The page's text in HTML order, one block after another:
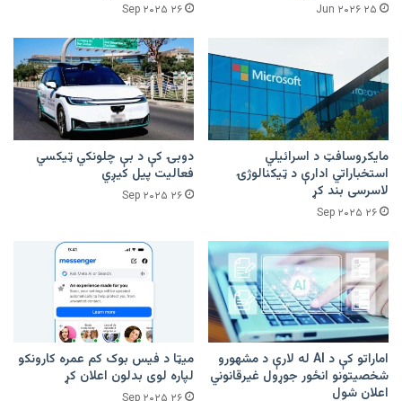
۲۵ Jun ۲۰۲۶ ۲۶ Sep ۲۰۲۵
مایکروسافټ د اسرائیلي
استخباراتي ادارې د ټیکنالوژۍ
لاسرسی بند کړ
۲۶ Sep ۲۰۲۵
دوبۍ کې د بې چلونکي ټیکسي
فعالیت پیل کیږي
۲۶ Sep ۲۰۲۵
اماراتو کې د AI له لارې د مشهورو
شخصیتونو انځور جوړول غیرقانوني
اعلان شول
میټا د فیس بوک کم عمره کارونکو
لپاره لوی بدلون اعلان کړ